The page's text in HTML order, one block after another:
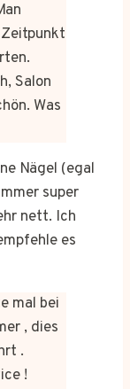
Salon
Was
Nägel (egal
super
nett. Ich
es
mal bei
, dies
.
!